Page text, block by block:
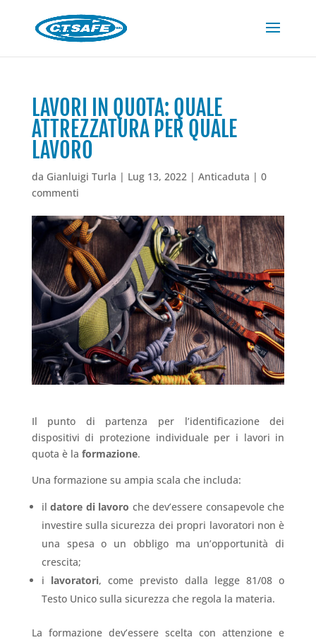
LAVORI IN QUOTA: QUALE
ATTREZZATURA PER QUALE
LAVORO
da Gianluigi Turla | Lug 13, 2022| Anticaduta | 0
commenti
Il punto di partenza per l’identificazione dei
dispositivi di protezione individuale per i lavori in
quota è la formazione.
Una formazione su ampia scala che includa:
ildatore di lavoro che dev’essere consapevole che
investire sulla sicurezza dei propri lavoratori non è
una spesa o un obbligo ma un’opportunità di
crescita;
i lavoratori, come previsto dalla legge 81/08 o
Testo Unico sulla sicurezza che regola la materia.
La formazione dev’essere scelta con attenzione e